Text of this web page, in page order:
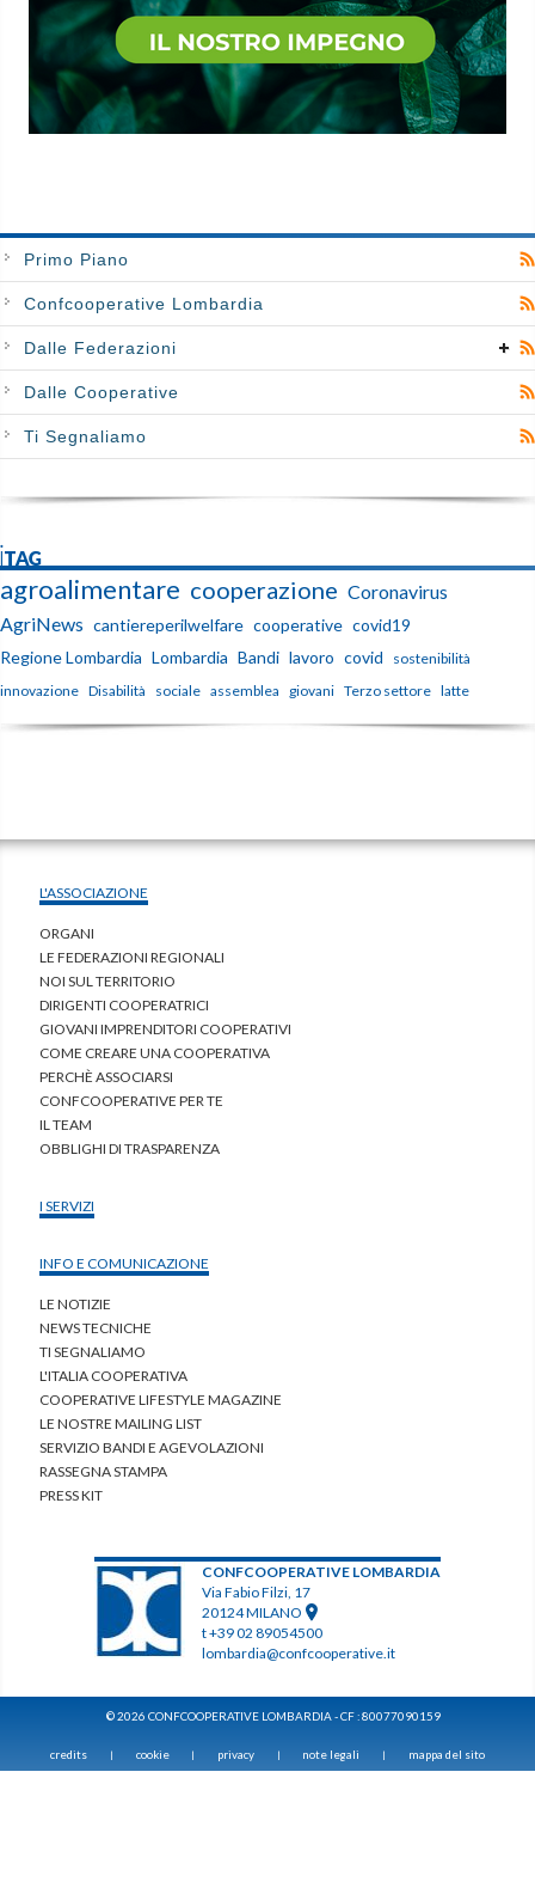
Primo Piano
Confcooperative Lombardia
Dalle Federazioni
Dalle Cooperative
Ti Segnaliamo
iTAG
agroalimentare cooperazione Coronavirus
AgriNews cantiereperilwelfare cooperative covid19
Regione Lombardia Lombardia Bandi lavoro covid
sostenibilità
innovazione Disabilità sociale assemblea giovani Terzo settore latte
L'ASSOCIAZIONE
ORGANI
LE FEDERAZIONI REGIONALI
NOI SUL TERRITORIO
DIRIGENTI COOPERATRICI
GIOVANI IMPRENDITORI COOPERATIVI
COME CREARE UNA COOPERATIVA
PERCHÈ ASSOCIARSI
CONFCOOPERATIVE PER TE
IL TEAM
OBBLIGHI DI TRASPARENZA
I SERVIZI
INFO E COMUNICAZIONE
LE NOTIZIE
NEWS TECNICHE
TI SEGNALIAMO
L'ITALIA COOPERATIVA
COOPERATIVE LIFESTYLE MAGAZINE
LE NOSTRE MAILING LIST
SERVIZIO BANDI E AGEVOLAZIONI
RASSEGNA STAMPA
PRESS KIT
CONFCOOPERATIVE LOMBARDIA
Via Fabio Filzi, 17
20124 MILANO
t +39 02 89054500
lombardia@confcooperative.it
© 2026 CONFCOOPERATIVE LOMBARDIA - CF : 80077090159
credits | cookie | privacy | note legali | mappa del sito